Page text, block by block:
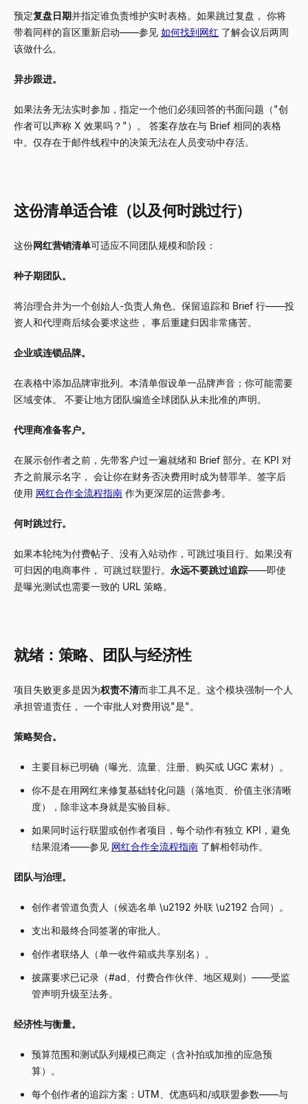
预定复盘日期并指定谁负责维护实时表格。如果跳过复盘， 你将
带着同样的盲区重新启动——参见 如何找到网红 了解会议后两周
该做什么。
异步跟进。
如果法务无法实时参加，指定一个他们必须回答的书面问题（"创
作者可以声称 X 效果吗？"）。 答案存放在与 Brief 相同的表格
中。仅存在于邮件线程中的决策无法在人员变动中存活。
这份清单适合谁（以及何时跳过行）
这份网红营销清单可适应不同团队规模和阶段：
种子期团队。
将治理合并为一个创始人-负责人角色。保留追踪和 Brief 行——投
资人和代理商后续会要求这些， 事后重建归因非常痛苦。
企业或连锁品牌。
在表格中添加品牌审批列。本清单假设单一品牌声音；你可能需要
区域变体。 不要让地方团队编造全球团队从未批准的声明。
代理商准备客户。
在展示创作者之前，先带客户过一遍就绪和 Brief 部分。在 KPI 对
齐之前展示名字， 会让你在财务否决费用时成为替罪羊。签字后
使用 网红合作全流程指南 作为更深层的运营参考。
何时跳过行。
如果本轮纯为付费帖子、没有入站动作，可跳过项目行。如果没有
可归因的电商事件， 可跳过联盟行。 永远不要跳过追踪——即使
是曝光测试也需要一致的 URL 策略。
就绪：策略、团队与经济性
项目失败更多是因为权责不清而非工具不足。这个模块强制一个人
承担管道责任， 一个审批人对费用说"是"。
策略契合。
主要目标已明确（曝光、流量、注册、购买或 UGC 素材）。
你不是在用网红来修复基础转化问题（落地页、价值主张清晰
度），除非这本身就是实验目标。
如果同时运行联盟或创作者项目，每个动作有独立 KPI，避免
结果混淆——参见 网红合作全流程指南 了解相邻动作。
团队与治理。
创作者管道负责人（候选名单 \u2192 外联 \u2192 合同）。
支出和最终合同签署的审批人。
创作者联络人（单一收件箱或共享别名）。
披露要求已记录（#ad、付费合作伙伴、地区规则）——受监
管声明升级至法务。
经济性与衡量。
预算范围和测试队列规模已商定（含补拍或加推的应急预
算）。
每个创作者的追踪方案：UTM、优惠码和/或联盟参数——与